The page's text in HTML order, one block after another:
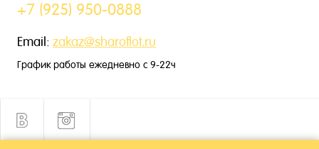
+7 (925) 950-0888
Email: zakaz@sharoflot.ru
График работы ежедневно с 9-22ч